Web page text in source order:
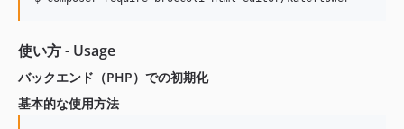
使い方 - Usage
バックエンド（PHP）での初期化
基本的な使用方法